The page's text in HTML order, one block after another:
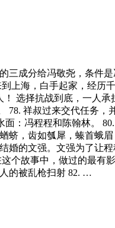
三成分给冯敬尧，条件
上海，白手起家，经历
选择抗战到底，一人承
祥叔过来交代任务，
：冯程程和陈翰林。
蛴，齿如瓠犀，螓首蛾
婚的文强。文强为了让
个故事中，做过的最有
的被乱枪扫射 82. …